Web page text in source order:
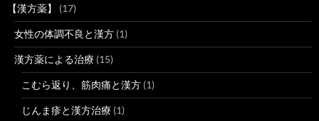
【漢方薬】 (17)
女性の体調不良と漢方 (1)
漢方薬による治療 (15)
こむら返り、筋肉痛と漢方 (1)
じんま疹と漢方治療 (1)